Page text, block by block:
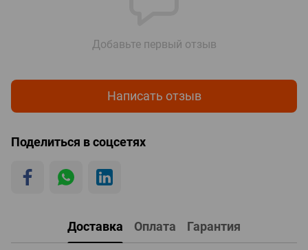
Добавьте первый отзыв
Написать отзыв
Поделиться в соцсетях
Доставка Оплата Гарантия